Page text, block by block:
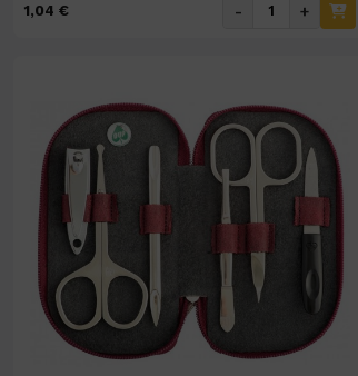
1,04 € - +